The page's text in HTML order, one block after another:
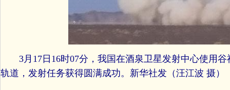
3月17日16时07分，我国在酒泉卫星发射中心使用谷
轨道，发射任务获得圆满成功。新华社发（汪江波 摄）